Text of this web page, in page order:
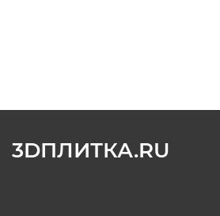
3DПЛИТКА.RU